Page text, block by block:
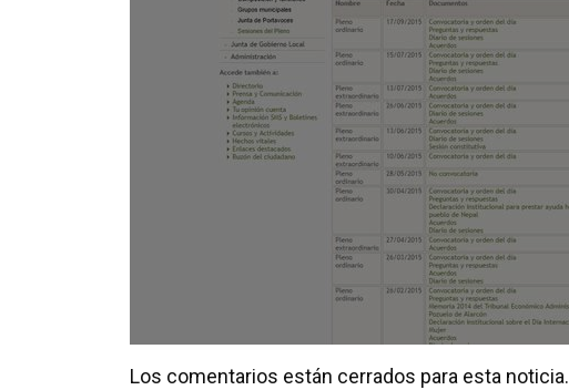
Los comentarios están cerrados para esta noticia.